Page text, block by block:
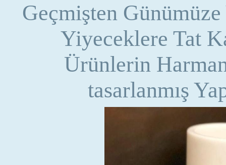
Geçmişten
Yiyeceklere Tat
Ürünlerin
tasarlanmış